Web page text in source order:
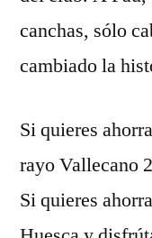
canchas, sólo
cambiado la
Si quieres
rayo Vallecano
Si quieres